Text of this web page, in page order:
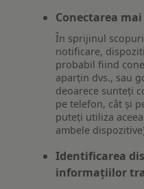
Conectarea
În sprijinul
notificare,
probabil fiind
aparțin dvs., sau
deoarece sunteți
pe telefon, cât și
puteți utiliza
ambele
Identificarea
informațiilor